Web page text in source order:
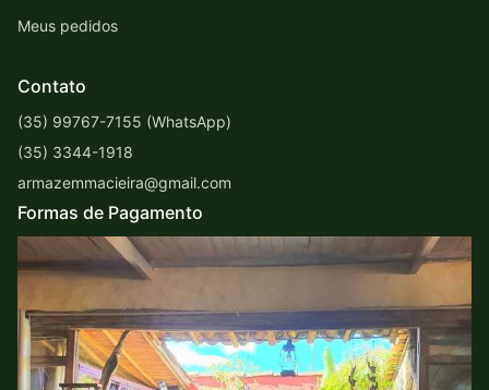
Meus pedidos
Contato
(35) 99767-7155 (WhatsApp)
(35) 3344-1918
armazemmacieira@gmail.com
Formas de Pagamento